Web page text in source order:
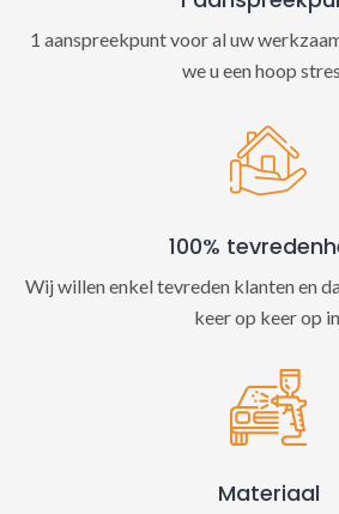
1 aanspreekpunt voor al uw
we u een hoop
100%
Wij willen enkel tevreden klanten en
keer op keer op
Materiaal